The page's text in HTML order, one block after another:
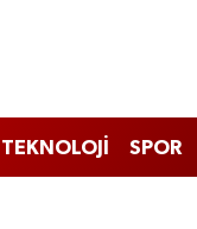
TEKNOLOJİ SPOR